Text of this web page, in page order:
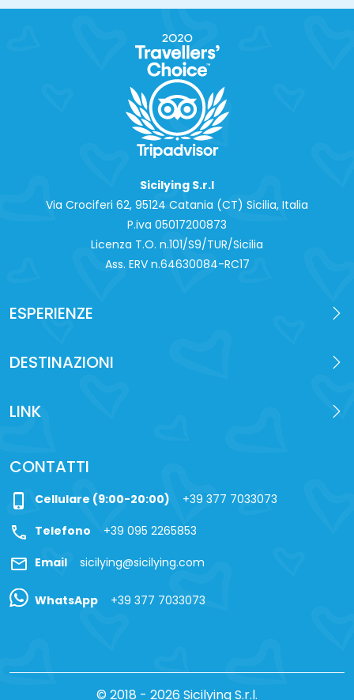
Sicilying S.r.l
Via Crociferi 62, 95124 Catania (CT) Sicilia, Italia
P.iva 0‍5017200873
Licenza T.O. n.101/S9/TUR/Sicilia
Ass. ERV n.64630084-RC17
ESPERIENZE
DESTINAZIONI
LINK
CONTATTI
phone_iphone Cellulare (9:00-20:00) +39 377 7033073
call Telefono +39 095 2265853
mail Email sicilying@sicilying.com
WhatsApp +39 377 7033073
© 2018 - 2026 Sicilying S.r.l.